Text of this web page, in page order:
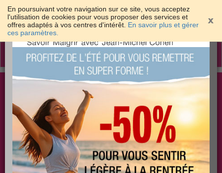
En poursuivant votre navigation sur ce site, vous acceptez
l'utilisation de cookies pour vous proposer des services et
offres adaptés à vos centres d'intérêt. En savoir plus et gérer
ces paramètres.
Toggle
Les meilleures solutions pour maigrir et être bien
dans sa peau
PLUS PLUS PLUS
×